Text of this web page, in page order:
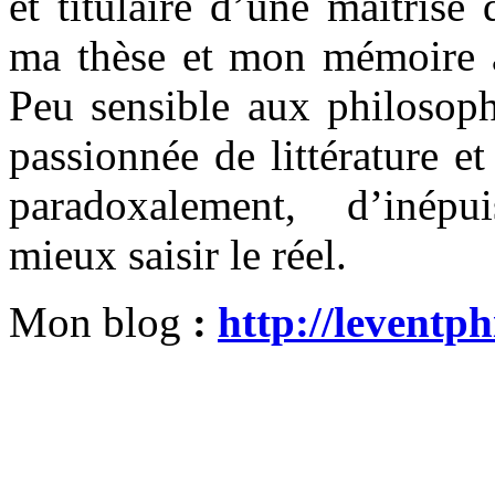
ma thèse et mon
Peu sensible aux
passionnée de littérature
paradoxalement,
mieux saisir le réel.
Mon blog : http://